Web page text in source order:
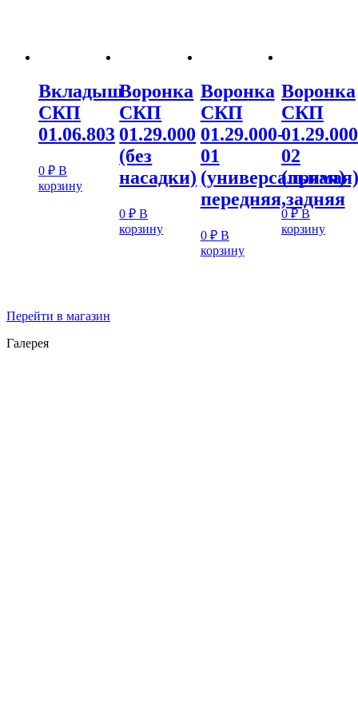
Вкладыш
СКП
01.06.803
0 ₽ В
корзину
Воронка
СКП
01.29.000
(без
насадки)
0₽ В
корзину
Воронка
СКП
01.29.000-
01
(универсальная)
передняя,задняя
0 ₽ В
корзину
Воронка
СКП
02
(прямая)
0 ₽ В
корзину
Перейти в магазин
Галерея